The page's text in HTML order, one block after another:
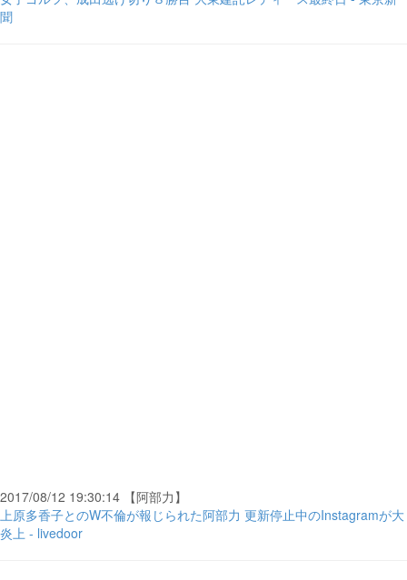
聞
2017/08/12 19:30:14 【阿部力】
上原多香子とのW不倫が報じられた阿部力 更新停止中のInstagramが大
炎上 - livedoor